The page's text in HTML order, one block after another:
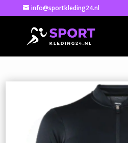
info@sportkleding24.nl